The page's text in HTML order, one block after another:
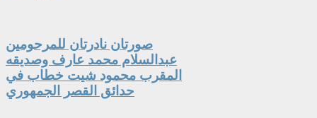
صورتان نادرتان للمرحومين
عبدالسلام محمد عارف وصديقه
المقرب محمود شيت خطاب في
حدائق القصر الجمهوري